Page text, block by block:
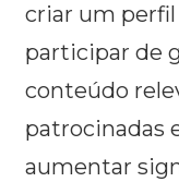
criar um
participar de
conteúdo
patrocinadas
aumentar